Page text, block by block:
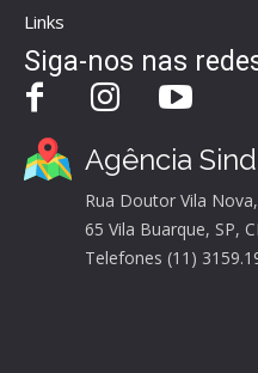
Links
Siga-nos nas
Agência
Rua Doutor Vila
65 Vila Buarque, SP,
Telefones (11)